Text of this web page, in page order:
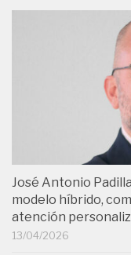
José Antonio
modelo híbrido,
atención
13/04/2026